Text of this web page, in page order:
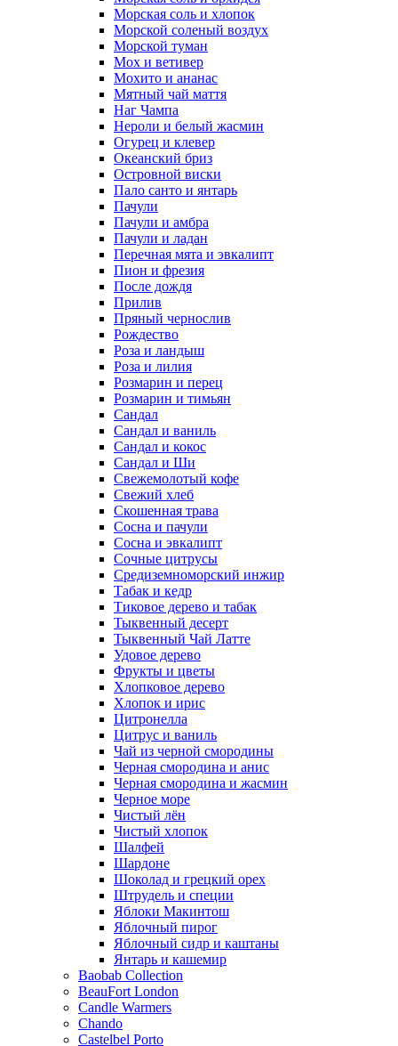
Морская соль и хлопок
Морской соленый воздух
Морской туман
Мох и ветивер
Мохито и ананас
Мятный чай маття
Наг Чампа
Нероли и белый жасмин
Огурец и клевер
Океанский бриз
Островной виски
Пало санто и янтарь
Пачули
Пачули и амбра
Пачули и ладан
Перечная мята и эвкалипт
Пион и фрезия
После дождя
Прилив
Пряный чернослив
Рождество
Роза и ландыш
Роза и лилия
Розмарин и перец
Розмарин и тимьян
Сандал
Сандал и ваниль
Сандал и кокос
Сандал и Ши
Свежемолотый кофе
Свежий хлеб
Скошенная трава
Сосна и пачули
Сосна и эвкалипт
Сочные цитрусы
Средиземноморский инжир
Табак и кедр
Тиковое дерево и табак
Тыквенный десерт
Тыквенный Чай Латте
Удовое дерево
Фрукты и цветы
Хлопковое дерево
Хлопок и ирис
Цитронелла
Цитрус и ваниль
Чай из черной смородины
Черная смородина и анис
Черная смородина и жасмин
Черное море
Чистый лён
Чистый хлопок
Шалфей
Шардоне
Шоколад и грецкий орех
Штрудель и специи
Яблоки Макинтош
Яблочный пирог
Яблочный сидр и каштаны
Янтарь и кашемир
Baobab Collection
BeauFort London
Candle Warmers
Chando
Castelbel Porto